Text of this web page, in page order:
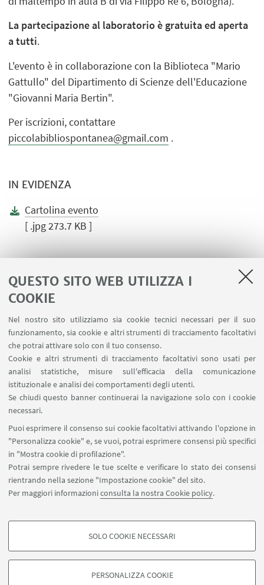
QUESTO SITO WEB UTILIZZA I
COOKIE
Nel nostro sito utilizziamo sia cookie tecnici necessari per il suo
funzionamento, sia cookie e altri strumenti di tracciamento facoltativi
che potrai attivare solo con il tuo consenso.
Cookie e altri strumenti di tracciamento facoltativi sono usati per
analisi statistiche, misure sull'efficacia della comunicazione
istituzionale e analisi dei comportamenti degli utenti.
Se chiudi questo banner continuerai la navigazione solo con i cookie
necessari.
Puoi esprimere il consenso sui cookie facoltativi attivando l'opzione in
"Personalizza cookie" e, se vuoi, potrai esprimere consensi più specifici
in "Mostra cookie di profilazione".
Potrai sempre rivedere le tue scelte e verificare lo stato dei consensi
rientrando nella sezione "Impostazione cookie" del sito.
Per maggiori informazioniconsulta la nostra Cookie policy.
COOKIE DI PROFILAZIONE - FACOLTATIVI
degli utenti, creare profili in base al loro comportamento sul sito, per analisi
SOLO COOKIE NECESSARI
PERSONALIZZA COOKIE
La partecipazione al laboratorio è gratuita ed aperta
a tutti.
L'evento è in collaborazione con la Biblioteca "Mario
Gattullo" del Dipartimento di Scienze dell'Educazione
"Giovanni Maria Bertin".
Per iscrizioni, contattare
piccolabibliospontanea@gmail.com .
IN EVIDENZA
Cartolina evento
[ .jpg 273.7 KB ]
Area riservata
Contatti
SEGUI IL DIPARTIMENTO SU:
SEGUI UNIBO SU:
APP:
©Copyright 2026 - ALMA MATER STUDIORUM - Università di
Bologna - Via Zamboni, 33 - 40126 Bologna - PI: 01131710376 - CF: